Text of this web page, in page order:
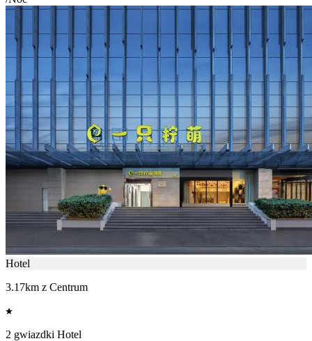
Hotel
3.17km z Centrum
2 gwiazdki Hotel